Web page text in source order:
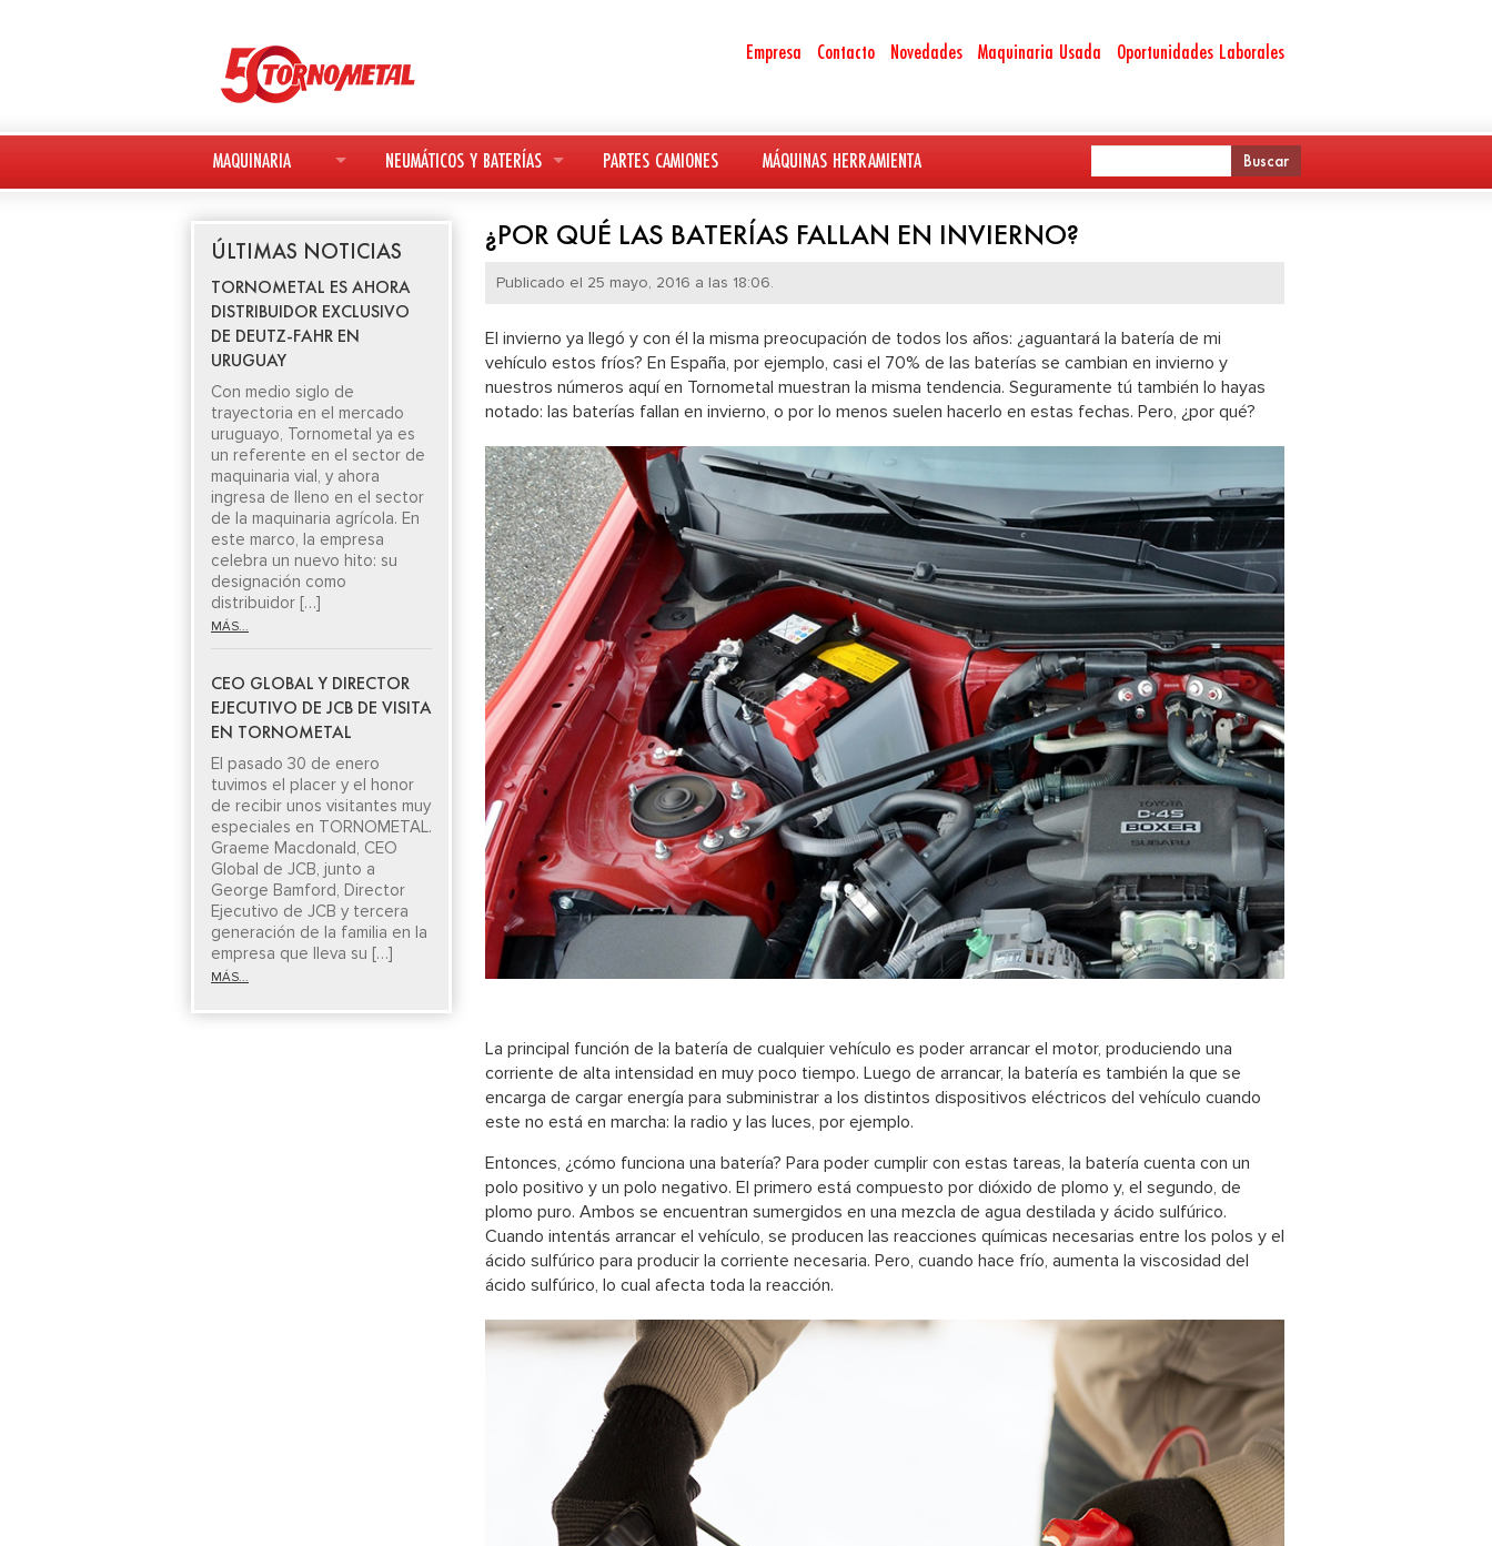
Empresa Contacto Novedades Maquinaria Usada Oportunidades Laborales
MAQUINARIA
MAQUINARIA NUEVA
MAQUINARIA USADA
DEUTZ-FAHR
AVANT
KESLA
NEUMÁTICOS Y BATERÍAS
NEUMÁTICOS
BATERÍAS
PARTES CAMIONES MÁQUINAS HERRAMIENTA
¿POR QUÉ LAS BATERÍAS FALLAN EN INVIERNO?
Publicado el 25 mayo, 2016 a las 18:06.
El invierno ya llegó y con él la misma preocupación de todos los años: ¿aguantará la batería de mi
vehículo estos fríos? En España, por ejemplo, casi el 70% de las baterías se cambian en invierno y
nuestros números aquí en Tornometal muestran la misma tendencia. Seguramente tú también lo hayas
notado: las baterías fallan en invierno, o por lo menos suelen hacerlo en estas fechas. Pero, ¿por qué?
La principal función de la batería de cualquier vehículo es poder arrancar el motor, produciendo una
corriente de alta intensidad en muy poco tiempo. Luego de arrancar, la batería es también la que se
encarga de cargar energía para subministrar a los distintos dispositivos eléctricos del vehículo cuando
este no está en marcha: la radio y las luces, por ejemplo.
Entonces, ¿cómo funciona una batería? Para poder cumplir con estas tareas, la batería cuenta con un
polo positivo y un polo negativo. El primero está compuesto por dióxido de plomo y, el segundo, de
plomo puro. Ambos se encuentran sumergidos en una mezcla de agua destilada y ácido sulfúrico.
Cuando intentás arrancar el vehículo, se producen las reacciones químicas necesarias entre los polos y el
ácido sulfúrico para producir la corriente necesaria. Pero, cuando hace frío, aumenta la viscosidad del
ácido sulfúrico, lo cual afecta toda la reacción.
ÚLTIMAS NOTICIAS
TORNOMETAL ES AHORA
DISTRIBUIDOR EXCLUSIVO
DE DEUTZ-FAHR EN
URUGUAY
Con medio siglo de
trayectoria en el mercado
uruguayo, Tornometal ya es
un referente en el sector de
maquinaria vial, y ahora
ingresa de lleno en el sector
de la maquinaria agrícola. En
este marco, la empresa
celebra un nuevo hito: su
designación como
distribuidor […]
MÁS...
CEO GLOBAL Y DIRECTOR
EJECUTIVO DE JCB DE VISITA
EN TORNOMETAL
El pasado 30 de enero
tuvimos el placer y el honor
de recibir unos visitantes muy
especiales en TORNOMETAL.
Graeme Macdonald, CEO
Global de JCB, junto a
George Bamford, Director
Ejecutivo de JCB y tercera
generación de la familia en la
empresa que lleva su […]
MÁS...